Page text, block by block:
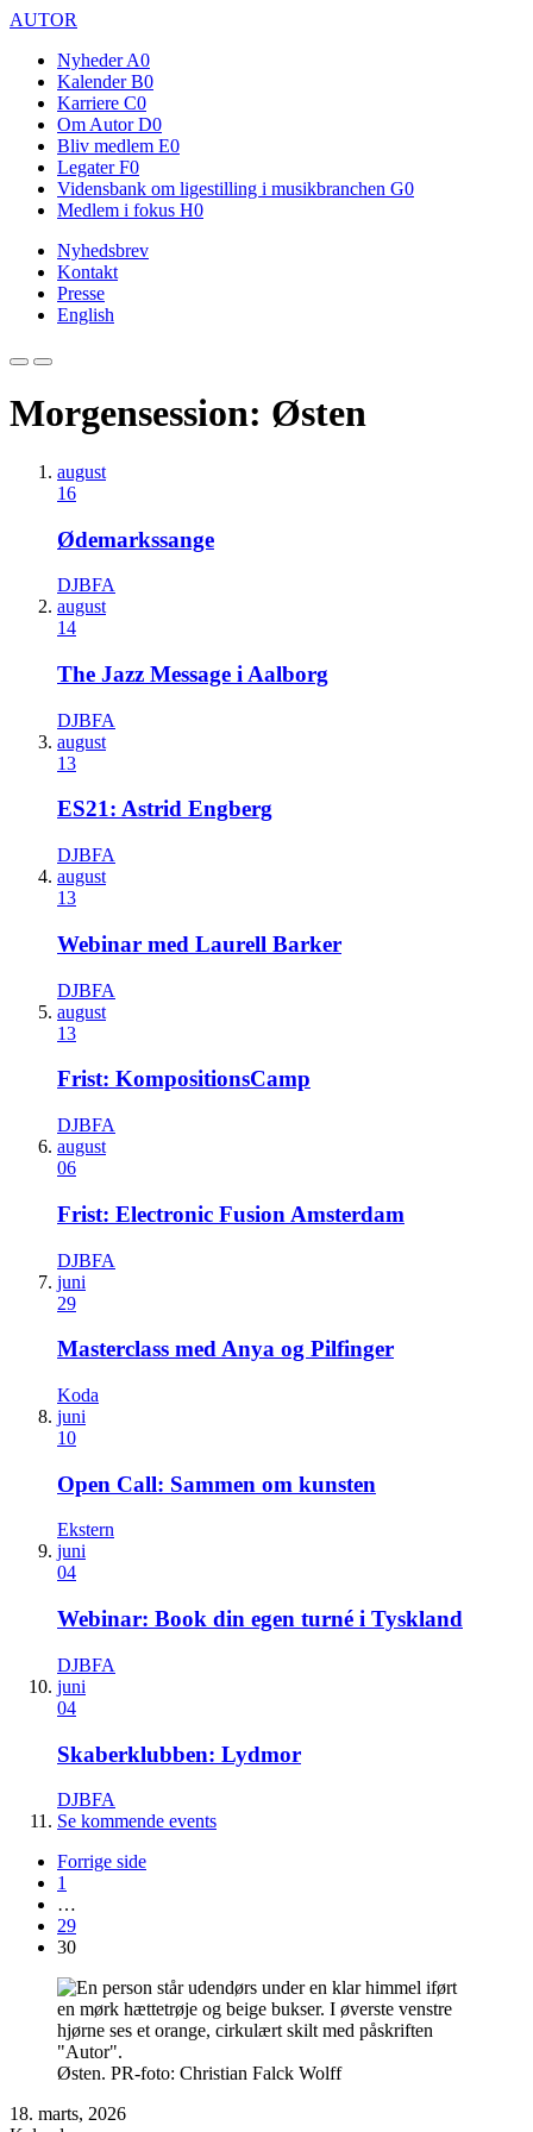
AUTOR
Nyheder A0
Kalender B0
Karriere C0
Om Autor D0
Bliv medlem E0
Legater F0
Vidensbank om ligestilling i musikbranchen G0
Medlem i fokus H0
Nyhedsbrev
Kontakt
Presse
English
Morgensession: Østen
august
16
Ødemarkssange
DJBFA
august
14
The Jazz Message i Aalborg
DJBFA
august
13
ES21: Astrid Engberg
DJBFA
august
13
Webinar med Laurell Barker
DJBFA
august
13
Frist: KompositionsCamp
DJBFA
august
06
Frist: Electronic Fusion Amsterdam
DJBFA
juni
29
Masterclass med Anya og Pilfinger
Koda
juni
10
Open Call: Sammen om kunsten
Ekstern
juni
04
Webinar: Book din egen turné i Tyskland
DJBFA
juni
04
Skaberklubben: Lydmor
DJBFA
Se kommende events
Forrige side
1
…
29
30
Østen. PR-foto: Christian Falck Wolff
18. marts, 2026